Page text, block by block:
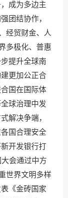
成为多边主
团结协作，
经贸财金、人
多极化、普惠
提升全球南
更加公正合
国在国际体
球治理中发
解决争端，
国合理安全
开发银行打
会通过中方
世界文明多样
《金砖国家